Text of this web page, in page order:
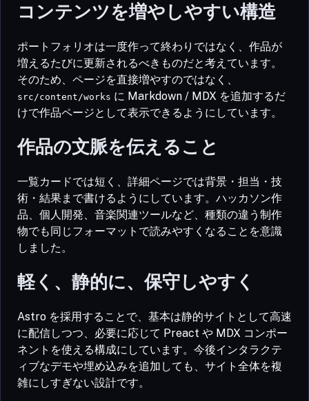
コンテンツを増やしやすい構造
ポートフォリオは一度作って終わりではなく、作品が
増えるたびに更新されるべきものだと考えています。
そのため、ページを直接増やすのではなく、
src/content/works に Markdown / MDX を追加するだ
けで作品ページとして表示できるようにしています。
作品の文脈を伝えること
一覧カードでは短く、詳細ページでは背景・担当・技
術・結果まで書けるようにしています。ハッカソン作
品、個人開発、音楽関連ツールなど、種類の違う制作
物でも同じフォーマットで読みやすくなることを意識
しました。
軽く、静的に、保守しやすく
Astro を採用することで、基本は静的サイトとして高速
に配信しつつ、必要に応じて Preact や MDX コンポー
ネントを使える構成にしています。今後インタラクテ
ィブなデモや埋め込みを追加しても、サイト全体を複
雑にしすぎない設計です。